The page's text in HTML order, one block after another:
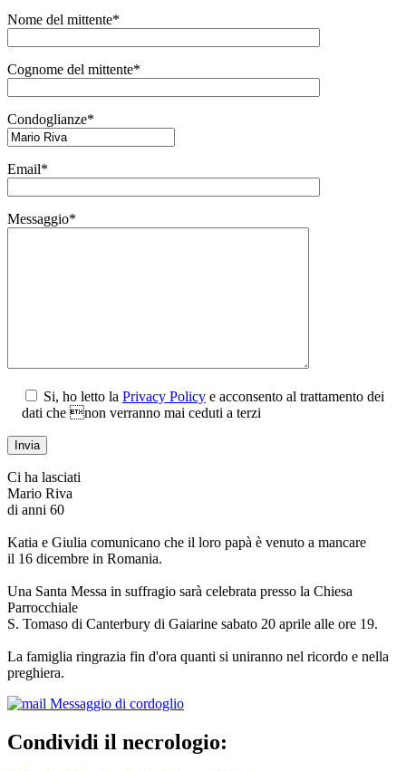
Nome del mittente*
Cognome del mittente*
Condoglianze*
Email*
Messaggio*
Si, ho letto la Privacy Policy e acconsento al trattamento dei
dati che non verranno mai ceduti a terzi
Ci ha lasciati
Mario Riva
di anni 60
Katia e Giulia comunicano che il loro papà è venuto a mancare
il 16 dicembre in Romania.
Una Santa Messa in suffragio sarà celebrata presso la Chiesa
Parrocchiale
S. Tomaso di Canterbury di Gaiarine sabato 20 aprile alle ore 19.
La famiglia ringrazia fin d'ora quanti si uniranno nel ricordo e nella
preghiera.
Messaggio di cordoglio
Condividi il necrologio: